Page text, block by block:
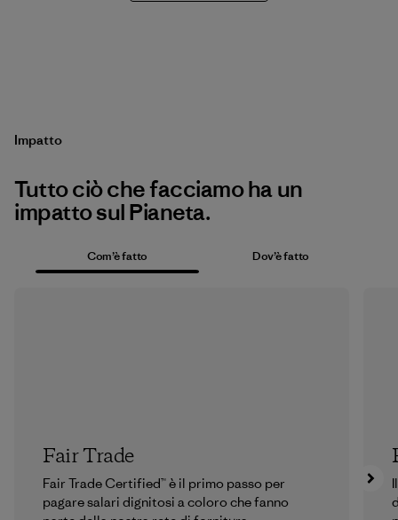
Impatto
Tutto ciò che facciamo ha un
impatto sul Pianeta.
Com’è fatto Dov’è fatto
Fair Trade
Fair Trade Certified™ è il primo passo per
pagare salari dignitosi a coloro che fanno